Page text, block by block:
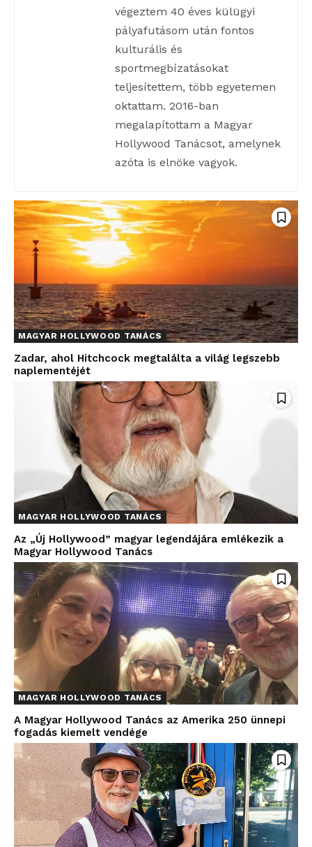
végeztem 40 éves külügyi
pályafutásom után fontos
kulturális és
sportmegbízatásokat
teljesítettem, több egyetemen
oktattam. 2016-ban
megalapítottam a Magyar
Hollywood Tanácsot, amelynek
azóta is elnöke vagyok.
MAGYAR HOLLYWOOD TANÁCS
Zadar, ahol Hitchcock megtalálta a világ legszebb
naplementéjét
MAGYAR HOLLYWOOD TANÁCS
Az „Új Hollywood” magyar legendájára emlékezik a
Magyar Hollywood Tanács
MAGYAR HOLLYWOOD TANÁCS
A Magyar Hollywood Tanács az Amerika 250 ünnepi
fogadás kiemelt vendége